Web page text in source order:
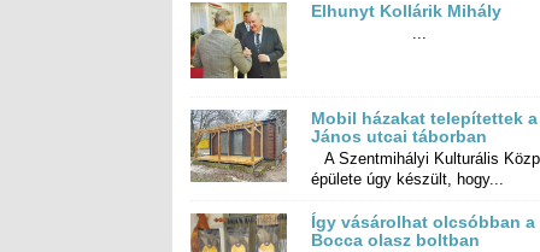
Elhunyt Kollárik Mihály
...
Mobil házakat telepítettek a
János utcai táborban
A Szentmihályi Kulturális
épülete úgy készült, hogy...
Így vásárolhat olcsóbban a
Bocca olasz boltban